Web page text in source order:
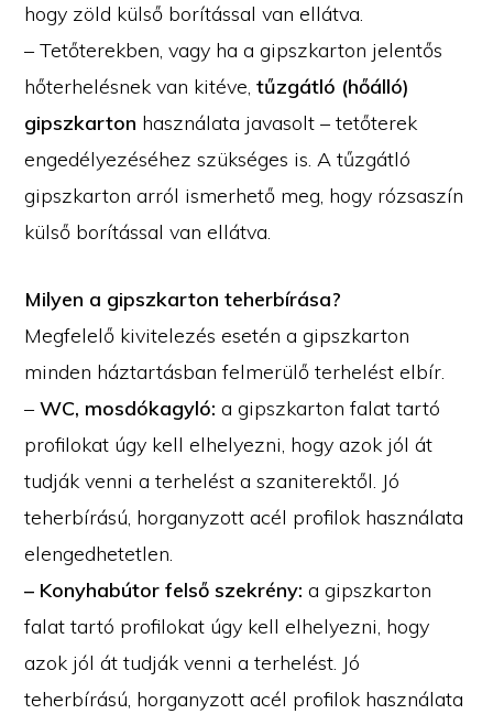
hogy zöld külső borítással van ellátva.
– Tetőterekben, vagy ha a gipszkarton jelentős
hőterhelésnek van kitéve,tűzgátló (hőálló)
gipszkarton használata javasolt – tetőterek
engedélyezéséhez szükséges is. A tűzgátló
gipszkarton arról ismerhető meg, hogy rózsaszín
külső borítással van ellátva.
Milyen a gipszkarton teherbírása?
Megfelelő kivitelezés esetén a gipszkarton
minden háztartásban felmerülő terhelést elbír.
–WC, mosdókagyló: a gipszkarton falat tartó
profilokat úgy kell elhelyezni, hogy azok jól át
tudják venni a terhelést a szaniterektől. Jó
teherbírású, horganyzott acél profilok használata
elengedhetetlen.
– Konyhabútor felső szekrény: a gipszkarton
falat tartó profilokat úgy kell elhelyezni, hogy
azok jól át tudják venni a terhelést. Jó
teherbírású, horganyzott acél profilok használata